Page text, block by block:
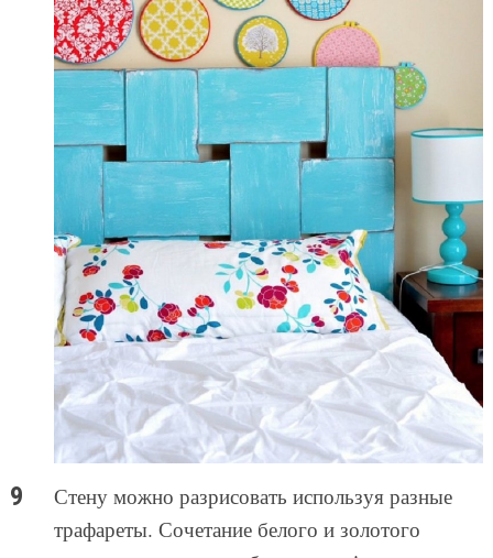
Стену можно разрисовать используя разные
трафареты. Сочетание белого и золотого